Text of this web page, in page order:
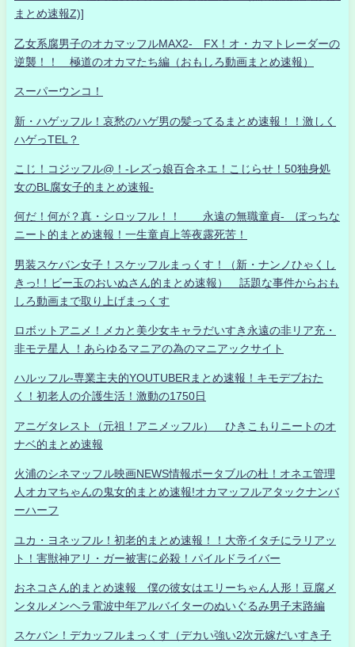
まとめ速報Z)]
乙女系腐男子のオカマッフルMAX2- FX！オ・カマトレーダーの
逆襲！！ 極道のオカマたち編（おもしろ動画まとめ速報）
スーパーウンコ！
新・ハゲッフル！哀愁のハゲ男の髪ってるまとめ速報！！激しく
ハゲっTEL？
こじ！コジッフル@！-レズっ娘百合ネエ！こじらせ！50独身処
女のBL腐女子的まとめ速報-
何だ！何が？真・シロッフル！！ 永遠の無職童貞- ぼっちな
ニート的まとめ速報！一生童貞上等夜露死苦！
男装スケバン女子！スケッフルまっくす！（新・ナンノひゃくし
きっ!！ビー玉のおいぬさん的まとめ速報） 話題な事件からおも
しろ動画まで取り上げまっくす
ロボットアニメ！メカと美少女キャラだいすき永遠の非リア充・
非モテ星人 ！あらゆるマニアの為のマニアックサイト
ハルッフル-専業主夫的YOUTUBERまとめ速報！キモデブおた
く！初老人の介護生活！激動の1750日
アニゲタレスト（元祖！アニメッフル） ひきこもりニートのオ
ナベ的まとめ速報
火浦のシネマッフル映画NEWS情報ポータブルの杜！オネエ管理
人オカマちゃんの鬼女的まとめ速報!オカマッフルアタックナンバ
ーハーフ
ユカ・ヨネッフル！初老的まとめ速報！！大帝イタチにラリアッ
ト！害獣神アリ・ガー被害に必殺！パイルドライバー
おネコさん的まとめ速報 僕の彼女はエリーちゃん人形！豆腐メ
ンタルメンヘラ電波中年アルバイターのぬいぐるみ男子末路編
スケバン！デカッフルまっくす（デカい強い2次元嫁だいすき子